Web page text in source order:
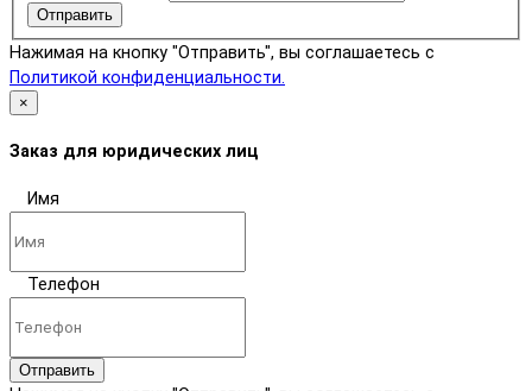
Отправить
Нажимая на кнопку "Отправить", вы соглашаетесь с
Политикой конфиденциальности.
×
Заказ для юридических лиц
Имя
Телефон
Отправить